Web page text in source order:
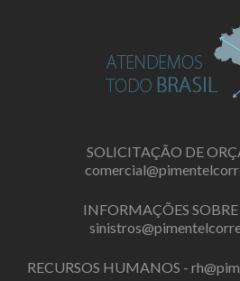
SOLICITAÇÃO DE
INFORMAÇÕES
RECURSOS HUMANOS -